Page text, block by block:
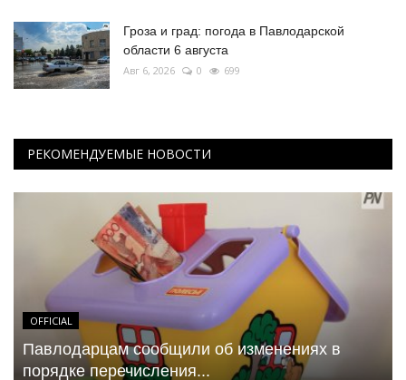
Гроза и град: погода в Павлодарской
области 6 августа
Авг 6, 2026 0 699
РЕКОМЕНДУЕМЫЕ НОВОСТИ
OFFICIAL
Павлодарцам сообщили об изменениях в
порядке перечисления...